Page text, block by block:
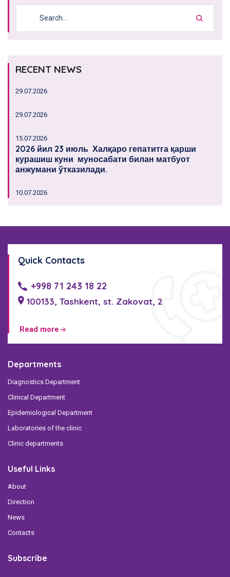
RECENT NEWS
29.07.2026
29.07.2026
15.07.2026
2026 йил 23 июль Халқаро гепатитга қарши
курашиш куни муносабати билан матбуот
анжумани ўтказилади.
10.07.2026
Quick Contacts
+998 71 243 18 22
100133, Tashkent, st. Zakovat, 2
Read more
Departments
Diagnostics Department
Clinical Department
Epidemiological Department
Laboratories of the clinic
Clinic departments
Useful Links
About
Direction
News
Contacts
Subscribe